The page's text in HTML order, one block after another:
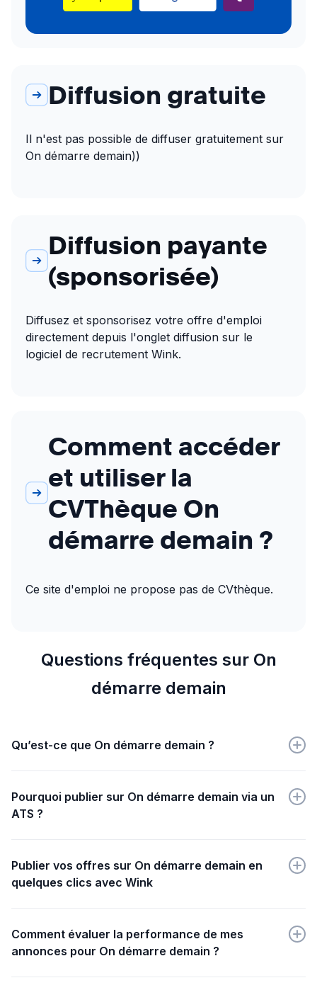
Diffusion gratuite
Il n'est pas possible de diffuser gratuitement sur
On démarre demain))
Diffusion payante
(sponsorisée)
Diffusez et sponsorisez votre offre d'emploi
directement depuis l'onglet diffusion sur le
logiciel de recrutement Wink.
Comment accéder
et utiliser la
CVThèque On
démarre demain ?
Ce site d'emploi ne propose pas de CVthèque.
Questions fréquentes sur On
démarre demain
Qu’est-ce que On démarre demain ?
d'accompagnement pour lancer ou développer
rapidement un projet professionnel.
Pourquoi publier sur On démarre demain via un
ATS ?
gestion des candidatures, optimise le recrutement et
connecte avec une communauté engagée
Publier vos offres sur On démarre demain en
quelques clics avec Wink
choisissez EmploiMagasins dans les options de sites
d'emploi proposés.
Comment évaluer la performance de mes
annonces pour On démarre demain ?